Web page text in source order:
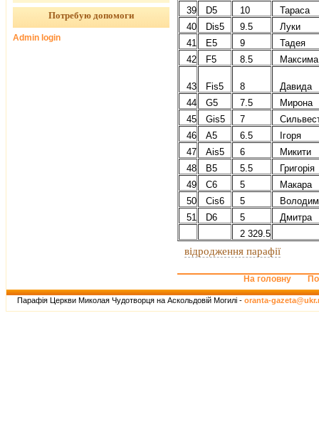
39
D5 10
Тараса
40
Dis5 9.5
Луки
41
E5 9
Тадея
42
F5 8.5 Максима
43 Fis5 8
Давида
44
G5 7.5
Мирона
45
Gis5 7
46
A5 6.5
Ігоря
47
Ais5 6
Микити
48
B5 5.5
Григорія
49
C6 5
Макара
50
Сis6 5
51
D6 5
Дмитра
2 329.5
відродження парафії
Потребую допомоги
Admin login
На головну
Парафія Церкви Миколая Чудотворця на Аскольдовій Могилі - oranta-